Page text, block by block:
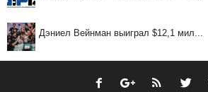
Дэниел Вейнман выиграл $12,1 мил...